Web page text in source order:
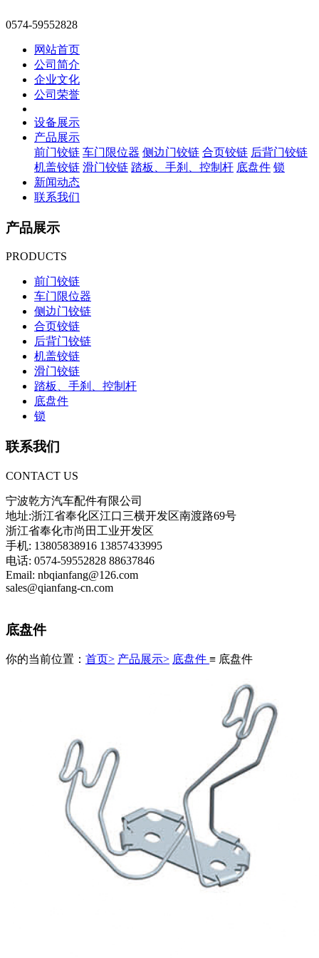
0574-59552828
网站首页
公司简介
企业文化
公司荣誉
设备展示
产品展示
前门铰链 车门限位器 侧边门铰链 合页铰链 后背门铰链
机盖铰链 滑门铰链 踏板、手刹、控制杆 底盘件 锁
新闻动态
联系我们
产品展示
PRODUCTS
前门铰链
车门限位器
侧边门铰链
合页铰链
后背门铰链
机盖铰链
滑门铰链
踏板、手刹、控制杆
底盘件
锁
联系我们
CONTACT US
宁波乾方汽车配件有限公司
地址:浙江省奉化区江口三横开发区南渡路69号
浙江省奉化市尚田工业开发区
手机: 13805838916 13857433995
电话: 0574-59552828 88637846
Email: nbqianfang@126.com
sales@qianfang-cn.com
底盘件
你的当前位置： 首页> 产品展示> 底盘件 ≡ 底盘件